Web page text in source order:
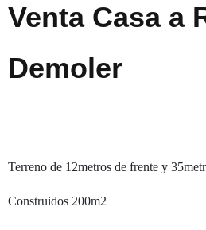
Venta Casa a
Demoler
Terreno de 12metros de frente y
Construidos 200m2